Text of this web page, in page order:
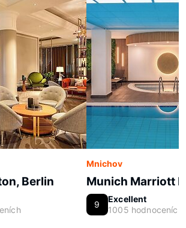
Berlin
Mnichov
Munich Marriott
9
Excellent
1005 hodnoceních